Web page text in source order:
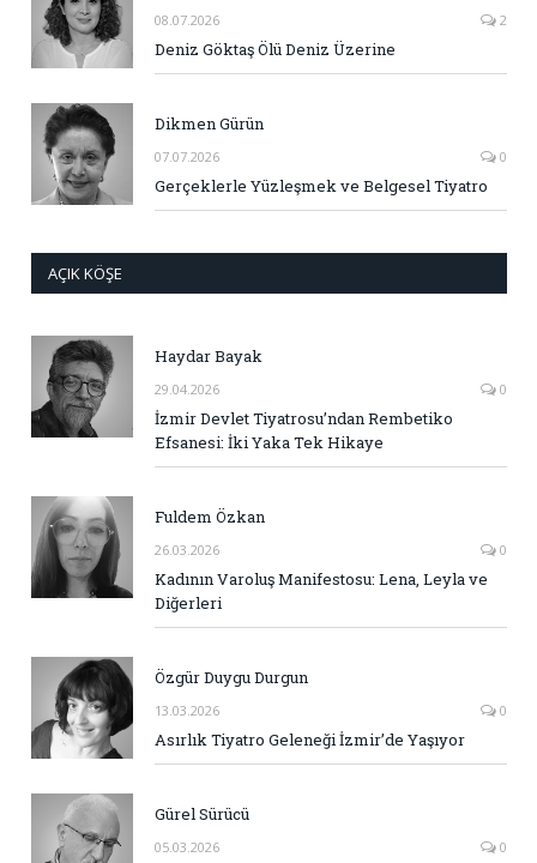
08.07.2026 2
Deniz Göktaş Ölü Deniz Üzerine
Dikmen Gürün
07.07.2026 0
Gerçeklerle Yüzleşmek ve Belgesel Tiyatro
AÇIK KÖŞE
Haydar Bayak
29.04.2026 0
İzmir Devlet Tiyatrosu’ndan Rembetiko
Efsanesi: İki Yaka Tek Hikaye
Fuldem Özkan
26.03.2026 0
Kadının Varoluş Manifestosu: Lena, Leyla ve
Diğerleri
Özgür Duygu Durgun
13.03.2026 0
Asırlık Tiyatro Geleneği İzmir’de Yaşıyor
Gürel Sürücü
05.03.2026 0